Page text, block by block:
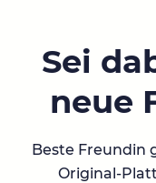
Sei
neue
Beste Freundin
Original-